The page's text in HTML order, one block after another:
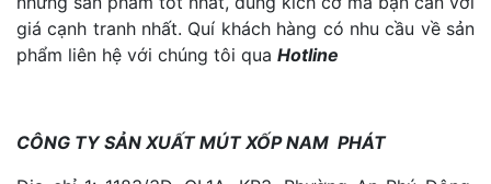
giá cạnh tranh nhất. Quí khách hàng có nhu cầu về sản
phẩm liên hệ với chúng tôi qua Hotline
CÔNG TY SẢN XUẤT MÚT XỐP NAM PHÁT